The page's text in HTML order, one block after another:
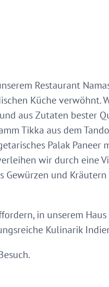
Restaurant
Küche verwöhnt.
aus Zutaten bester
Tikka aus dem
Palak
wir durch eine
Gewürzen und
in unserem
Kulinarik